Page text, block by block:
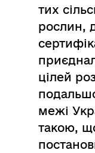
тих
рослин,
цілей
межі
такою,